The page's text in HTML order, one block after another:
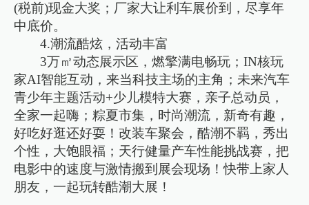
(税前)现金大奖；厂家大让利车展价到，尽享年
中底价。
4.潮流酷炫，活动丰富
3万㎡动态展示区，燃擎满电畅玩；IN核玩
家AI智能互动，来当科技主场的主角；未来汽车
青少年主题活动+少儿模特大赛，亲子总动员，
全家一起嗨；粽夏市集，时尚潮流，新奇有趣，
好吃好逛还好耍！改装车聚会，酷潮不羁，秀出
个性，大饱眼福；天行健量产车性能挑战赛，把
电影中的速度与激情搬到展会现场！快带上家人
朋友，一起玩转酷潮大展！